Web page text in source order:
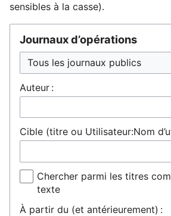
sensibles à la casse).
Journaux d’opérations
Auteur :
Cible (titre ou Utilisateur:Nom
Chercher parmi les titres
texte
À partir du (et antérieurement) :